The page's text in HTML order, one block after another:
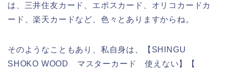
は、三井住友カード、エポスカード、オリコカードカ
ード、楽天カードなど、色々とありますからね。
そのようなこともあり、私自身は、【SHINGU
SHOKO WOOD マスターカード 使えない】【